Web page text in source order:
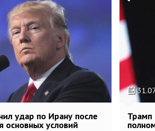
удар по Ирану после
основных условий
Трамп